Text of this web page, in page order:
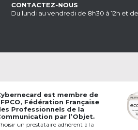
CONTACTEZ-NOUS
Du lundi au vendredi de 8h30 à 12h et de
est membre de
, Fédération Française
Professionnels de la
par l’Objet.
un prestataire adhérent à la